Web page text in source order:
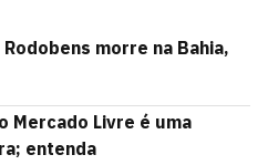
morre na Bahia,
Mercado Livre é uma
entenda